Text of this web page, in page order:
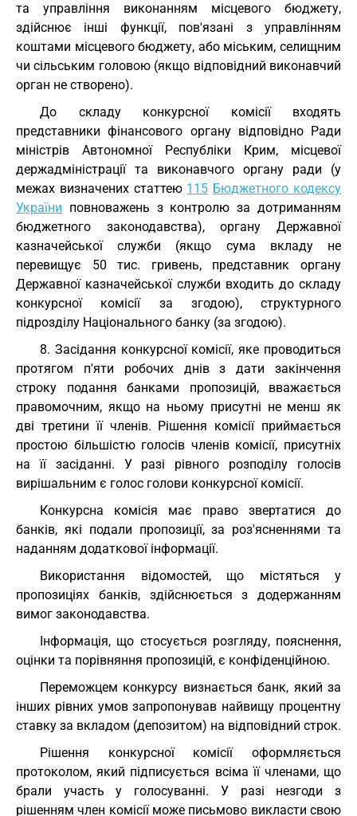
та управління виконанням місцевого бюджету,
здійснює інші функції, пов'язані з управлінням
коштами місцевого бюджету, або міським, селищним
чи сільським головою (якщо відповідний виконавчий
орган не створено).
До складу конкурсної комісії входять
представники фінансового органу відповідно Ради
міністрів Автономної Республіки Крим, місцевої
держадміністрації та виконавчого органу ради (у
межах визначених статтею 115 Бюджетного кодексу
України повноважень з контролю за дотриманням
бюджетного законодавства), органу Державної
казначейської служби (якщо сума вкладу не
перевищує 50 тис. гривень, представник органу
Державної казначейської служби входить до складу
конкурсної комісії за згодою), структурного
підрозділу Національного банку (за згодою).
8. Засідання конкурсної комісії, яке проводиться
протягом п'яти робочих днів з дати закінчення
строку подання банками пропозицій, вважається
правомочним, якщо на ньому присутні не менш як
дві третини її членів. Рішення комісії приймається
простою більшістю голосів членів комісії, присутніх
на її засіданні. У разі рівного розподілу голосів
вирішальним є голос голови конкурсної комісії.
Конкурсна комісія має право звертатися до
банків, які подали пропозиції, за роз'ясненнями та
наданням додаткової інформації.
Використання відомостей, що містяться у
пропозиціях банків, здійснюється з додержанням
вимог законодавства.
Інформація, що стосується розгляду, пояснення,
оцінки та порівняння пропозицій, є конфіденційною.
Переможцем конкурсу визнається банк, який за
інших рівних умов запропонував найвищу процентну
ставку за вкладом (депозитом) на відповідний строк.
Рішення конкурсної комісії оформляється
протоколом, який підписується всіма її членами, що
брали участь у голосуванні. У разі незгоди з
рішенням член комісії може письмово викласти свою